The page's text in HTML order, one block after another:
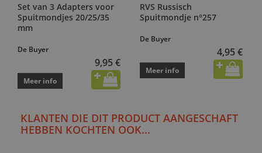
Set van 3 Adapters voor
Spuitmondjes 20/25/35
mm
De Buyer
9,95 €
Meer info
RVS Russisch
Spuitmondje n°257
De Buyer
4,95 €
Meer info
KLANTEN DIE DIT PRODUCT AANGESCHAFT
HEBBEN KOCHTEN OOK...